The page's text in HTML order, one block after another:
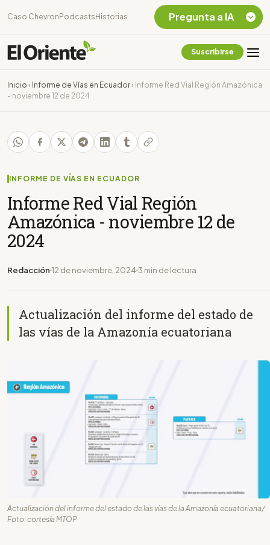
Caso Chevron Podcasts Historias
Suscribirse
Inicio › Informe de Vías en Ecuador› Informe Red Vial Región Amazónica
- noviembre 12 de 2024
INFORME DE VÍAS EN ECUADOR
Informe Red Vial Región
Amazónica - noviembre 12 de
2024
Redacción 12 de noviembre, 2024 3 min de lectura
Actualización del informe del estado de
las vías de la Amazonía ecuatoriana
Actualización del informe del estado de las vías de la Amazonía ecuatoriana/
Foto: cortesía MTOP
Pregunta a IA
Chevron Ecuador